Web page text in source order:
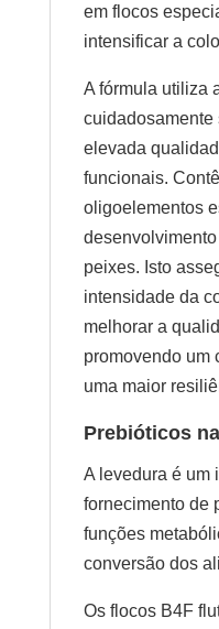
em flocos
intensificar a
A fórmula utiliza
elevada
funcionais.
oligoelementos
peixes. Isto
intensidade da
melhorar a
promovendo um
uma maior
Prebióticos
A levedura é um
fornecimento de
funções
conversão dos
Os flocos B4F